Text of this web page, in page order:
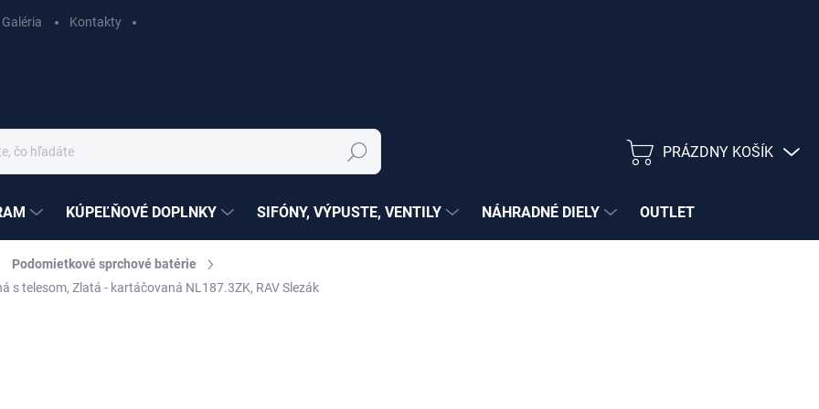
Galéria Kontakty
Hľadať
NÁKUPNÝ
PRÁZDNY KOŠÍK
KÚPEĽŇOVÉ DOPLNKY SIFÓNY, VÝPUSTE, VENTILY NÁHRADNÉ DIELY OUTLET
Podomietkové sprchové batérie
telesom, Zlatá - kartáčovaná NL187.3ZK, RAV Slezák